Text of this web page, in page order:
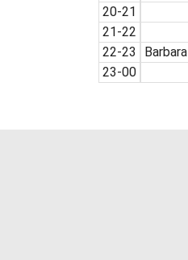
20-21
21-22
22-23
23-00
Barbara